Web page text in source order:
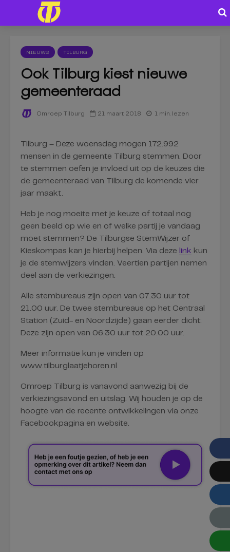
NIEUWS TILBURG
Ook Tilburg kiest nieuwe
gemeenteraad
Omroep Tilburg 21 maart 2018 1 min. lezen
Tilburg – Deze woensdag mogen 172.992
mensen in de gemeente Tilburg stemmen. Door
te stemmen oefen je invloed uit op de keuzes die
de gemeenteraad van Tilburg de komende vier
jaar maakt.
Heb je nog moeite met je keuze of totaal nog
geen beeld op wie en of welke partij je vandaag
moet stemmen? De Tilburgse StemWijzer of
Kieskompas kan je hierbij helpen. Via deze link kun
je de stemwijzers vinden. Veertien partijen nemen
deel aan de verkiezingen.
Alle stembureaus zijn open van 07.30 uur tot
21.00 uur. De twee stembureaus op het Centraal
Station (Zuid- en Noordzijde) gaan eerder dicht:
Deze zijn open van 06.30 uur tot 20.00 uur.
Meer informatie kun je vinden op
www.tilburglaatjehoren.nl
Omroep Tilburg is vanavond aanwezig bij de
verkiezingsavond en uitslag. Wij houden je op de
hoogte van de recente ontwikkelingen via onze
Facebookpagina en website.